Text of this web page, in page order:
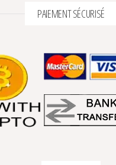
PAIEMENT SÉCURISÉ